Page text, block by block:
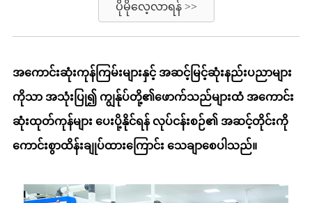
ပိုမိုလေ့လာရန် >>
အကောင်းဆုံးကုန်ကြမ်းများနှင့် အဆင့်မြင့်ဆုံးနည်းပညာများ
ကိုသာ အသုံးပြု၍ ကျွန်ုပ်တို့၏ဖောက်သည်များထံ အကောင်း
ဆုံးထုတ်ကုန်များ ပေးပို့နိုင်ရန် လုပ်ငန်းစဉ်၏ အဆင့်တိုင်းကို
ကောင်းစွာထိန်းချုပ်ထားကြောင်း သေချာစေပါသည်။